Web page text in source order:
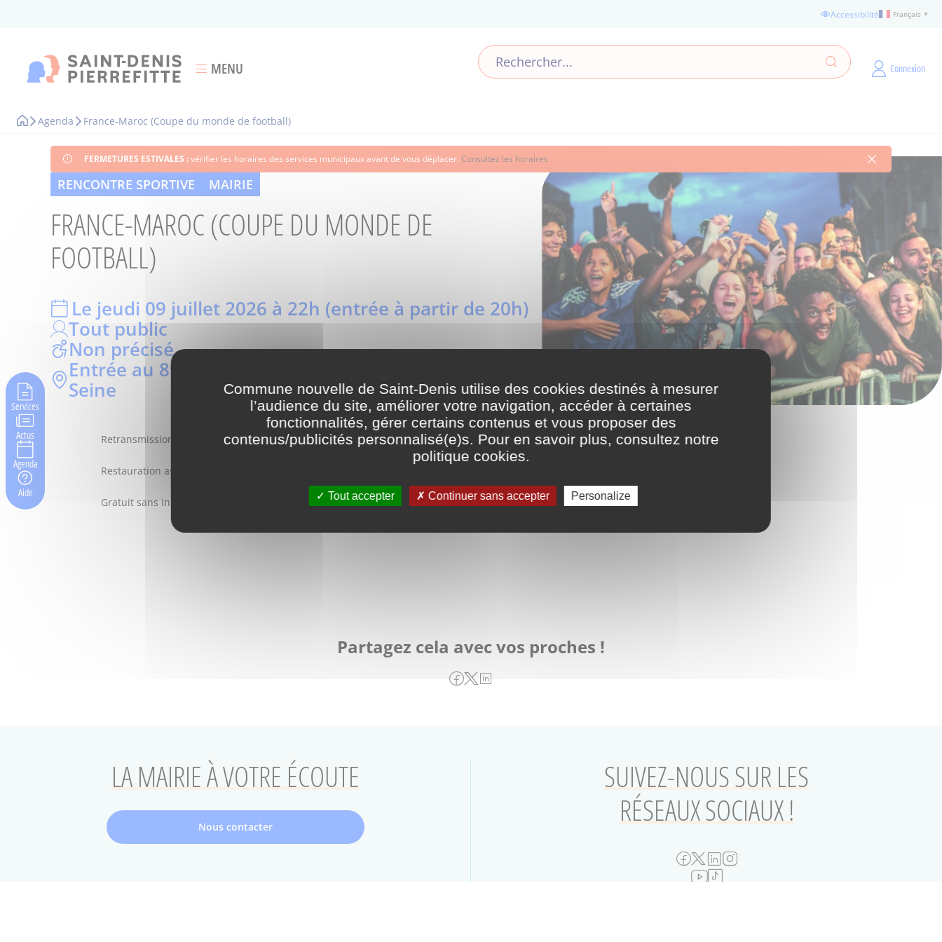
Français ▼
Accessibilité
Ouvrir le menu
MENU
FERMETURES ESTIVALES :vérifier les horaires des services municipaux avant de vous déplacer. Consultez les horaires Fermer le
Fil
Agenda France-Maroc (Coupe du monde de football)
Services
Actus
Agenda
Aide
RENCONTRE SPORTIVE MAIRIE
FRANCE-MAROC (COUPE DU MONDE DE
FOOTBALL)
Le jeudi 09 juillet 2026 à 22h (entrée à partir de 20h)
Tout public
Non précisé
Entrée au 89, rue Nungesser-et-Coli, Pierrefitte-sur-
Seine
Crédits
© DR
Retransmission du match
Restauration associative sur place
Gratuit sans inscription
Partagez cela avec vos proches !
LA MAIRIE À VOTRE ÉCOUTE
Nous contacter
SUIVEZ-NOUS SUR LES
RÉSEAUX SOCIAUX !
Commune nouvelle de Saint-Denis utilise des cookies destinés à mesurer
l’audience du site, améliorer votre navigation, accéder à certaines
fonctionnalités, gérer certains contenus et vous proposer des
contenus/publicités personnalisé(e)s. Pour en savoir plus, consultez notre
politique cookies.
Tout accepter Continuer sans accepter Personalize